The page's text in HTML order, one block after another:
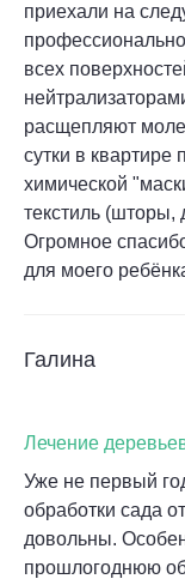
приехали на
всех
расщепляют
сутки в квартире
химической
текстиль (шторы,
Огромное
для моего
Галина
Лечение
Уже не первый
обработки сада
довольны.
прошлогоднюю